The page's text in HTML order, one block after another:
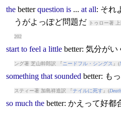
the better question is... at all: それ
うがよっぽど問題だ
トゥロー著
202
start to feel a little better: 気分がい
ング著 芝山幹郎訳 『 ニードフル・シングス 』(
something that sounded better: も
スティー著 加島祥造訳 『ナイルに死す』(
so much the better: かえって好都